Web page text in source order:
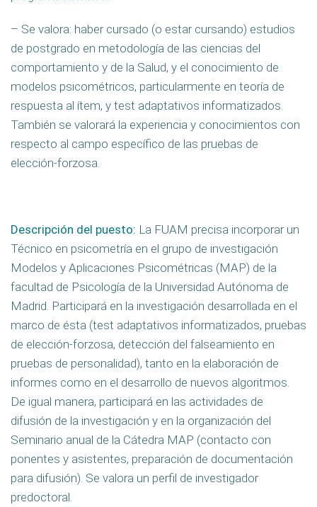
– Se valora: haber cursado (o estar cursando) estudios
de postgrado en metodología de las ciencias del
comportamiento y de la Salud, y el conocimiento de
modelos psicométricos, particularmente en teoría de
respuesta al ítem, y test adaptativos informatizados.
También se valorará la experiencia y conocimientos con
respecto al campo específico de las pruebas de
elección-forzosa.
Descripción del puesto: La FUAM precisa incorporar un
Técnico en psicometría en el grupo de investigación
Modelos y Aplicaciones Psicométricas (MAP) de la
facultad de Psicología de la Universidad Autónoma de
Madrid. Participará en la investigación desarrollada en el
marco de ésta (test adaptativos informatizados, pruebas
de elección-forzosa, detección del falseamiento en
pruebas de personalidad), tanto en la elaboración de
informes como en el desarrollo de nuevos algoritmos.
De igual manera, participará en las actividades de
difusión de la investigación y en la organización del
Seminario anual de la Cátedra MAP (contacto con
ponentes y asistentes, preparación de documentación
para difusión). Se valora un perfil de investigador
predoctoral.